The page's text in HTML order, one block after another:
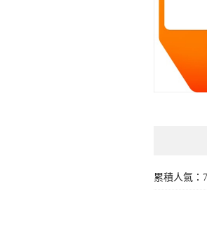
累積人氣：